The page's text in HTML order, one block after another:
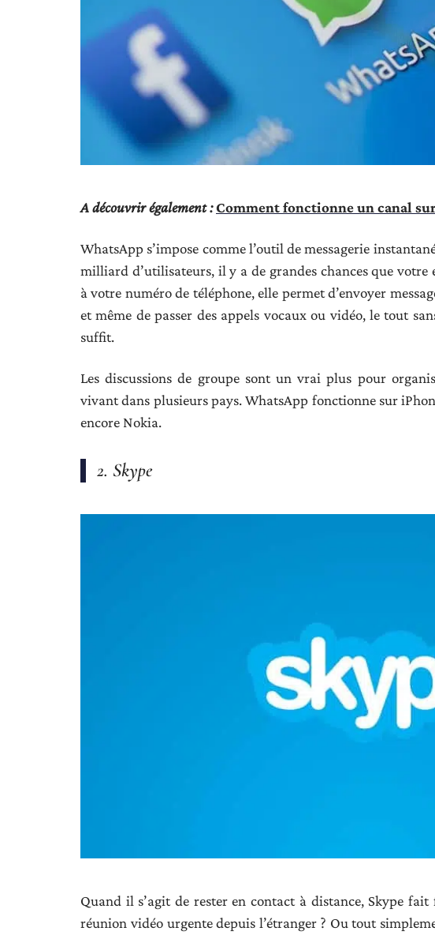
A découvrir également :Comment fonctionne un canal
WhatsApp s’impose comme l’outil de messagerie
milliard d’utilisateurs, il y a de grandes chances que votre
à votre numéro de téléphone, elle permet d’envoyer
et même de passer des appels vocaux ou vidéo, le tout
suffit.
Les discussions de groupe sont un vrai plus pour
vivant dans plusieurs pays. WhatsApp fonctionne sur
encore Nokia.
2. Skype
Quand il s’agit de rester en contact à distance, Skype fait
réunion vidéo urgente depuis l’étranger ? Ou tout